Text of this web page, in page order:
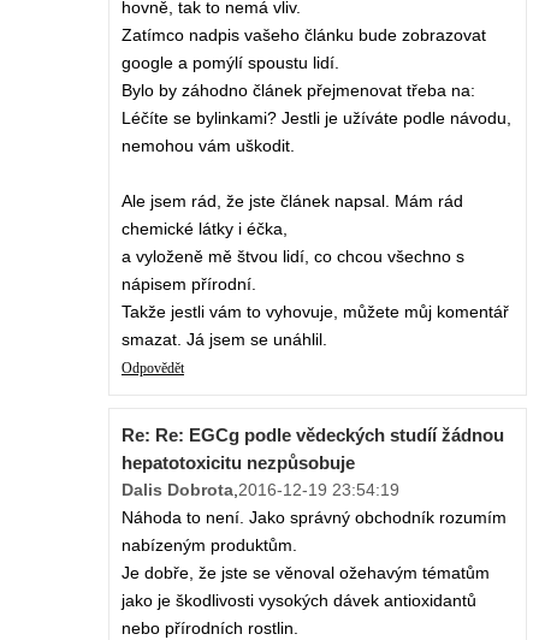
hovně, tak to nemá vliv.
Zatímco nadpis vašeho článku bude zobrazovat
google a pomýlí spoustu lidí.
Bylo by záhodno článek přejmenovat třeba na:
Léčíte se bylinkami? Jestli je užíváte podle návodu,
nemohou vám uškodit.
Ale jsem rád, že jste článek napsal. Mám rád
chemické látky i éčka,
a vyloženě mě štvou lidí, co chcou všechno s
nápisem přírodní.
Takže jestli vám to vyhovuje, můžete můj komentář
smazat. Já jsem se unáhlil.
Odpovědět
Re: Re: EGCg podle vědeckých studíí žádnou
hepatotoxicitu nezpůsobuje
Dalis Dobrota,2016-12-19 23:54:19
Náhoda to není. Jako správný obchodník rozumím
nabízeným produktům.
Je dobře, že jste se věnoval ožehavým tématům
jako je škodlivosti vysokých dávek antioxidantů
nebo přírodních rostlin.